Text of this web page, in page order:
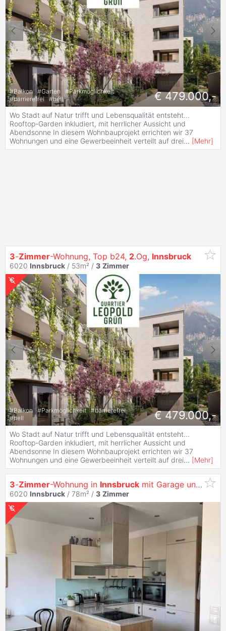
#Balkon #Garten #Parkmöglichkeit
#barrierefrei #hell € 479.000,-
Wo Stadt auf Natur trifft und Lebensqualität entsteht...
Rooftop-Garden inkludiert, mit herrlicher Aussicht und
Abendsonne In diesem Wohnbauprojekt errichten wir 37
Wohnungen und eine Gewerbeeinheit verteilt auf drei... [Mehr]
3-Zimmer-Wohnung, Top b24, 2.Og, Innsbruck
6020 Innsbruck / 53m² / 3 Zimmer
#Balkon #Parkmöglichkeit #barrierefrei
#hell € 479.000,-
Wo Stadt auf Natur trifft und Lebensqualität entsteht...
Rooftop-Garden inkludiert, mit herrlicher Aussicht und
Abendsonne In diesem Wohnbauprojekt errichten wir 37
Wohnungen und eine Gewerbeeinheit verteilt auf drei... [Mehr]
3-Zimmer-Wohnung in Innsbruck mit Garage und Balkon
6020 Innsbruck / 78m² / 3 Zimmer